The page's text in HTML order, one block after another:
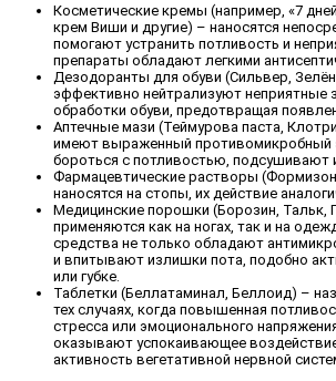
Косметические кремы (например, «7
крем Виши и другие) – наносятся
помогают устранить потливость и
препараты обладают легкими
Дезодоранты для обуви (Сильвер,
эффективно нейтрализуют неприятные
обработки обуви, предотвращая
Аптечные мази (Теймурова паста,
имеют выраженный противомикробный
бороться с потливостью, подсушивают
Фармацевтические растворы
наносятся на стопы, их действие
Медицинские порошки (Борозин, Тальк,
применяются как на ногах, так и на
средства не только обладают
и впитывают излишки пота, подобно
или губке.
Таблетки (Беллатаминал, Беллоид) –
тех случаях, когда повышенная
стресса или эмоционального
оказывают успокаивающее
активность вегетативной нервной